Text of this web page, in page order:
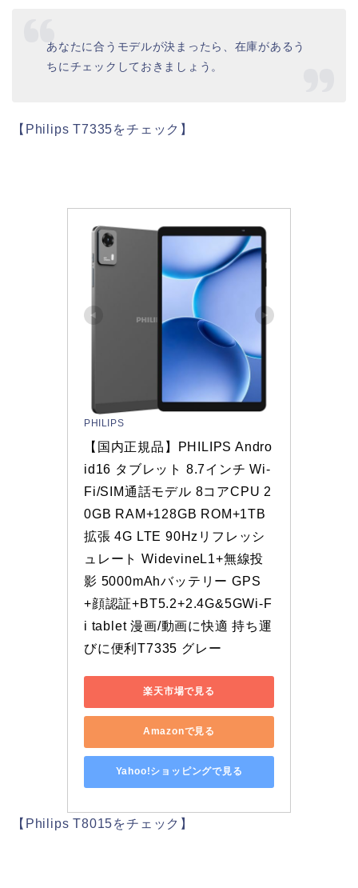
あなたに合うモデルが決まったら、在庫があるう
ちにチェックしておきましょう。
【Philips T7335をチェック】
PHILIPS
【国内正規品】PHILIPS Andro
id16 タブレット 8.7インチ Wi-
Fi/SIM通話モデル 8コアCPU 2
0GB RAM+128GB ROM+1TB
拡張 4G LTE 90Hzリフレッシ
ュレート WidevineL1+無線投
影 5000mAhバッテリー GPS
+顔認証+BT5.2+2.4G&5GWi-F
i tablet 漫画/動画に快適 持ち運
びに便利T7335 グレー
楽天市場で見る
Amazonで見る
Yahoo!ショッピングで見る
【Philips T8015をチェック】